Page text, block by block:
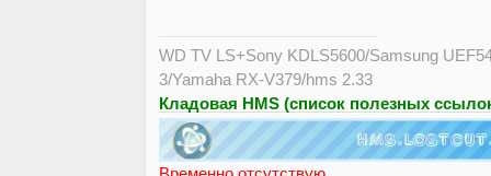
WD TV LS+Sony KDLS5600/Samsung
3/Yamaha RX-V379/hms 2.33
Кладовая HMS (список полезных